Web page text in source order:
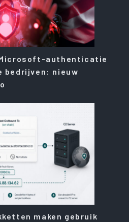
authenticatie
bedrijven: nieuw
maken gebruik